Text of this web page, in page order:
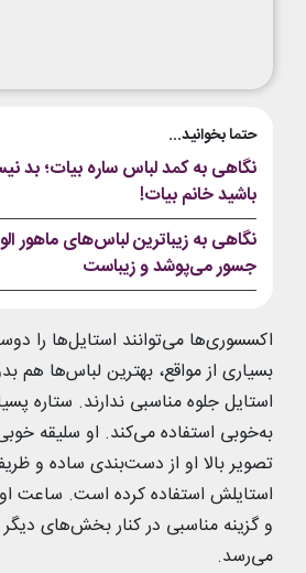
حتما بخوانید...
نگاهی به کمد لباس ساره بیات؛
باشید خانم بیات!
نگاهی به زیباترین لباس‌های ماهور
جسور می‌پوشد و زیباست
اکسسوری‌ها می‌توانند استایل‌ها را
بسیاری از مواقع، بهترین لباس‌ها هم
استایل جلوه مناسبی ندارند. ستاره
به‌خوبی استفاده می‌کند. او سلیقه
تصویر بالا او از دست‌بندی ساده و
استایلش استفاده کرده است. ساعت
و گزینه مناسبی در کنار بخش‌های
می‌رسد.